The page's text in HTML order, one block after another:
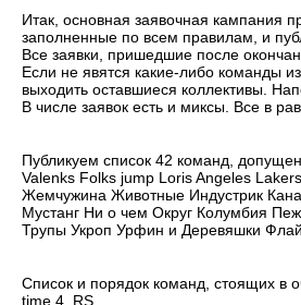
Итак, основная заявочная кампания
заполненные по всем правилам, и
Все заявки, пришедшие после
Если не явятся какие-либо команды
выходить оставшиеся коллективы.
В числе заявок есть и миксы. Все в
Публикуем список 42 команд,
Valenks Folks jump Loris Angeles
Жемчужина Животные Индустрик
Мустанг Ни о чем Округ Колумбия
Трупы Укроп Урфин и Деревяшки
Список и порядок команд, стоящих в
time 4. RS